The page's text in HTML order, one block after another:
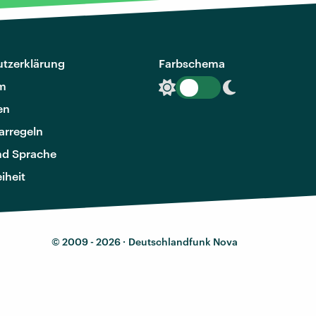
Sprache
Farbschema
© 2009 - 2026 · Deutschlandfunk Nova